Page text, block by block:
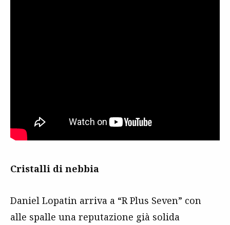
Cristalli di nebbia
Daniel Lopatin arriva a “R Plus Seven” con
alle spalle una reputazione già solida